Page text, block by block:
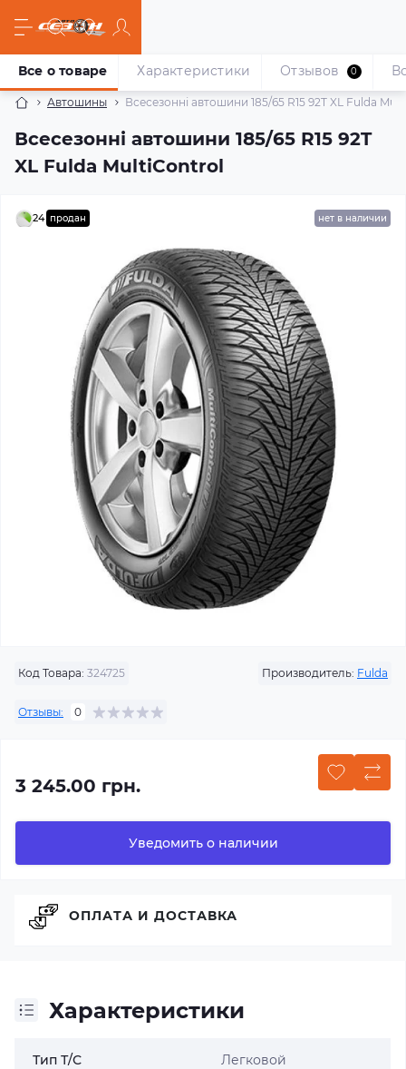
Автошины Всесезонні автошини 185/65 R15 92T XL Fulda
Всесезонні автошини 185/65 R15 92T
XL Fulda MultiControl
Все о товаре Характеристики Отзывов 0
24 продан нет в наличии
Код Товара: 324725 Производитель: Fulda
Отзывы: 0
3 245.00 грн.
Уведомить о наличии
Характеристики
Тип Т/С Легковой
ОПЛАТА И ДОСТАВКА